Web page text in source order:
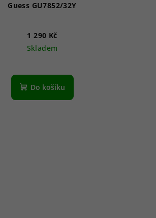
Guess GU7852/32Y
1 290 Kč
Skladem
Do košíku